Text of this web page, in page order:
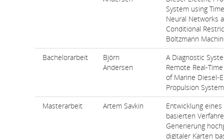
System using
Neural Networks
Conditional
Boltzmann
Bachelorarbeit
Björn
Andersen
A Diagnostic
Remote Real-
of Marine Diesel-
Propulsion System
Masterarbeit
Artem Savkin
Entwicklung eines
basierten
Generierung
digitaler Karten